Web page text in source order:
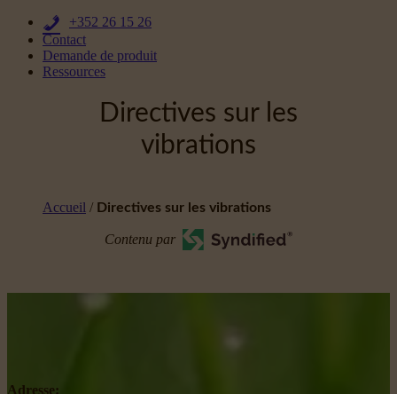
+352 26 15 26
Contact
Demande de produit
Ressources
Directives sur les
vibrations
Accueil / Directives sur les vibrations
Contenu par
Adresse: